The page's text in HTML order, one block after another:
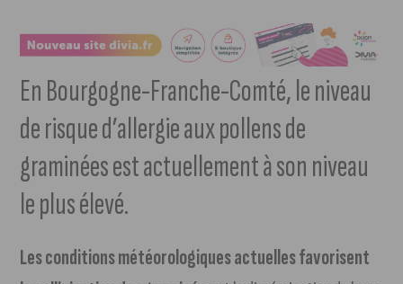
En Bourgogne-Franche-Comté, le niveau
de risque d’allergie aux pollens de
graminées est actuellement à son niveau
le plus élevé.
Les conditions météorologiques actuelles favorisent